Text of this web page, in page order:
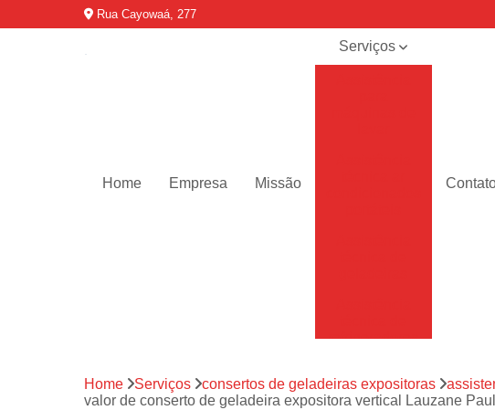
Rua Cayowaá, 277
Home Empresa Missão
Serviços
refrigeradores
técnica de
secadoras
Home Serviços consertos de geladeiras expositoras
valor de conserto de geladeira expositora vertical Lauzane